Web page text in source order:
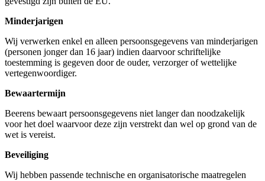
Minderjarigen
Wij verwerken enkel en alleen persoonsgegevens van minderjarigen
(personen jonger dan 16 jaar) indien daarvoor schriftelijke
toestemming is gegeven door de ouder, verzorger of wettelijke
vertegenwoordiger.
Bewaartermijn
Beerens bewaart persoonsgegevens niet langer dan noodzakelijk
voor het doel waarvoor deze zijn verstrekt dan wel op grond van de
wet is vereist.
Beveiliging
Wij hebben passende technische en organisatorische maatregelen